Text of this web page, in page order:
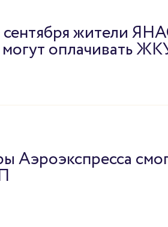
жители
оплачивать
Аэроэкспресса